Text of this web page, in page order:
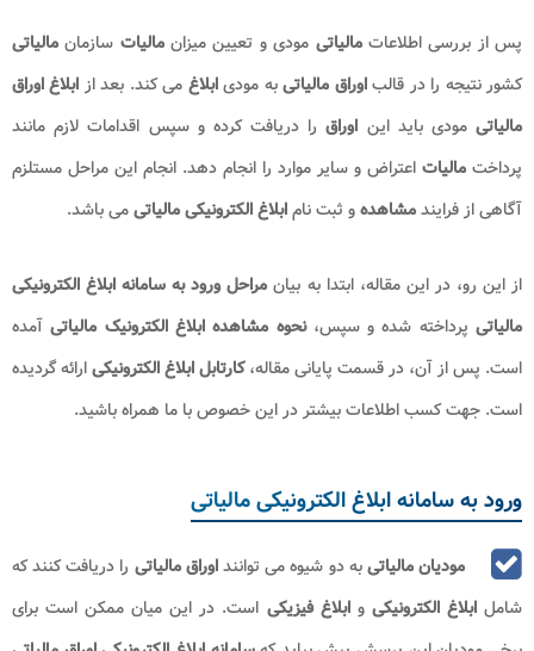
پس از بررسی اطلاعاتمالیاتی مودی و تعیین میزانمالیات سازمان مالیاتی
کشور نتیجه را در قالباوراق مالیاتیبه مودیابلاغ می کند. بعد از ابلاغ اوراق
مالیاتیمودی باید این اوراقرا دریافت کرده و سپس اقدامات لازم مانند
پرداخت مالیات اعتراض و سایر موارد را انجام دهد. انجام این مراحل مستلزم
آگاهی از فرایندمشاهدهو ثبت نامابلاغ الکترونیکی مالیاتیمی باشد.
از این رو، در این مقاله، ابتدا به بیان مراحل ورود به سامانه ابلاغ الکترونیکی
مالیاتیپرداخته شده و سپس، نحوه مشاهده ابلاغ الکترونیک مالیاتیآمده
است. پس از آن، در قسمت پایانی مقاله،کارتابل ابلاغ الکترونیکیارائه گردیده
است. جهت کسب اطلاعات بیشتر در این خصوص با ما همراه باشید.
ورود به سامانه ابلاغ الکترونیکی مالیاتی
مودیان مالیاتیبه دو شیوه می تواننداوراق مالیاتی را دریافت کنند که
شاملابلاغ الکترونیکی وابلاغ فیزیکی است. در این میان ممکن است برای